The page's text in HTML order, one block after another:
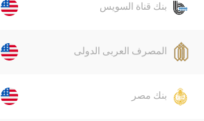
بنك قناة السويس
المصرف العربى الدولى
بنك مصر